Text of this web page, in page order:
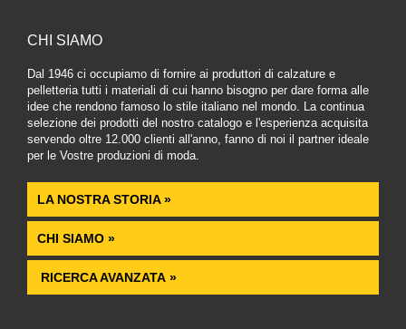
CHI SIAMO
Dal 1946 ci occupiamo di fornire ai produttori di calzature e
pelletteria tutti i materiali di cui hanno bisogno per dare forma alle
idee che rendono famoso lo stile italiano nel mondo. La continua
selezione dei prodotti del nostro catalogo e l'esperienza acquisita
servendo oltre 12.000 clienti all'anno, fanno di noi il partner ideale
per le Vostre produzioni di moda.
LA NOSTRA STORIA »
CHI SIAMO »
RICERCA AVANZATA »